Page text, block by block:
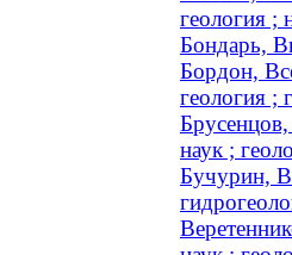
геология ;
Бондарь,
Бордон,
геология
наук ;
Бучурин,